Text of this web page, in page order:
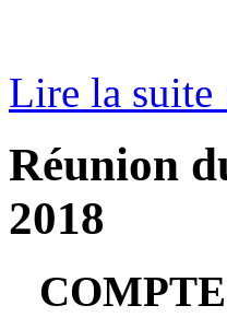
Lire la suite
Réunion
2018